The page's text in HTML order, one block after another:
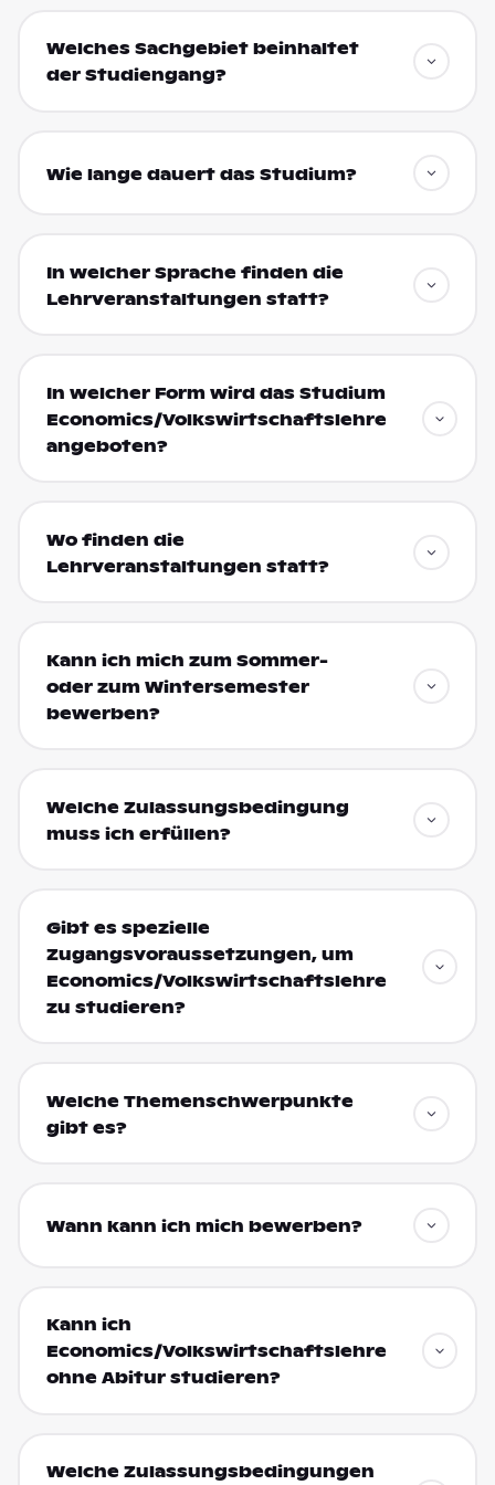
Welches Sachgebiet beinhaltet
der Studiengang?
Wie lange dauert das Studium?
In welcher Sprache finden die
Lehrveranstaltungen statt?
In welcher Form wird das Studium
Economics/Volkswirtschaftslehre
angeboten?
Wo finden die
Lehrveranstaltungen statt?
Kann ich mich zum Sommer-
oder zum Wintersemester
bewerben?
Welche Zulassungsbedingung
muss ich erfüllen?
Gibt es spezielle
Zugangsvoraussetzungen, um
Economics/Volkswirtschaftslehre
zu studieren?
Welche Themenschwerpunkte
gibt es?
Wann kann ich mich bewerben?
Kann ich
Economics/Volkswirtschaftslehre
ohne Abitur studieren?
Welche Zulassungsbedingungen